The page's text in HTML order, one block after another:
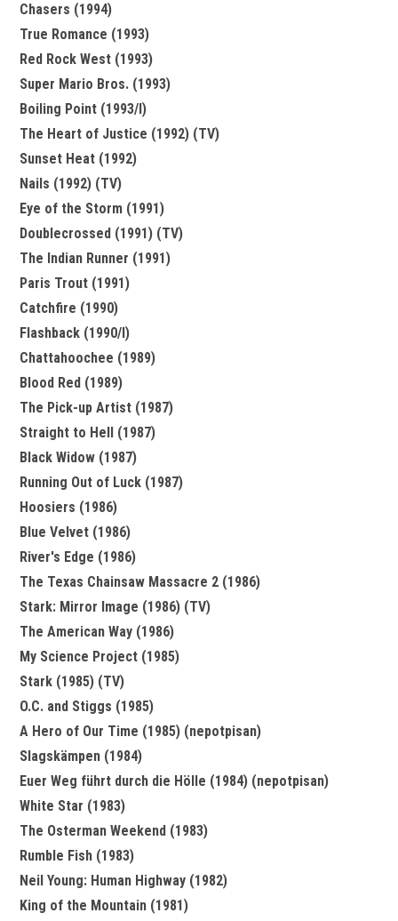
Chasers (1994)
True Romance (1993)
Red Rock West (1993)
Super Mario Bros. (1993)
Boiling Point (1993/I)
The Heart of Justice (1992) (TV)
Sunset Heat (1992)
Nails (1992) (TV)
Eye of the Storm (1991)
Doublecrossed (1991) (TV)
The Indian Runner (1991)
Paris Trout (1991)
Catchfire (1990)
Flashback (1990/I)
Chattahoochee (1989)
Blood Red (1989)
The Pick-up Artist (1987)
Straight to Hell (1987)
Black Widow (1987)
Running Out of Luck (1987)
Hoosiers (1986)
Blue Velvet (1986)
River's Edge (1986)
The Texas Chainsaw Massacre 2 (1986)
Stark: Mirror Image (1986) (TV)
The American Way (1986)
My Science Project (1985)
Stark (1985) (TV)
O.C. and Stiggs (1985)
A Hero of Our Time (1985) (nepotpisan)
Slagskämpen (1984)
Euer Weg führt durch die Hölle (1984) (nepotpisan)
White Star (1983)
The Osterman Weekend (1983)
Rumble Fish (1983)
Neil Young: Human Highway (1982)
King of the Mountain (1981)